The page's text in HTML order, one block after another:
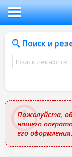
Поиск и
Поиск
лекарств
названию
Пожалуйста,
нашего
его оформления.